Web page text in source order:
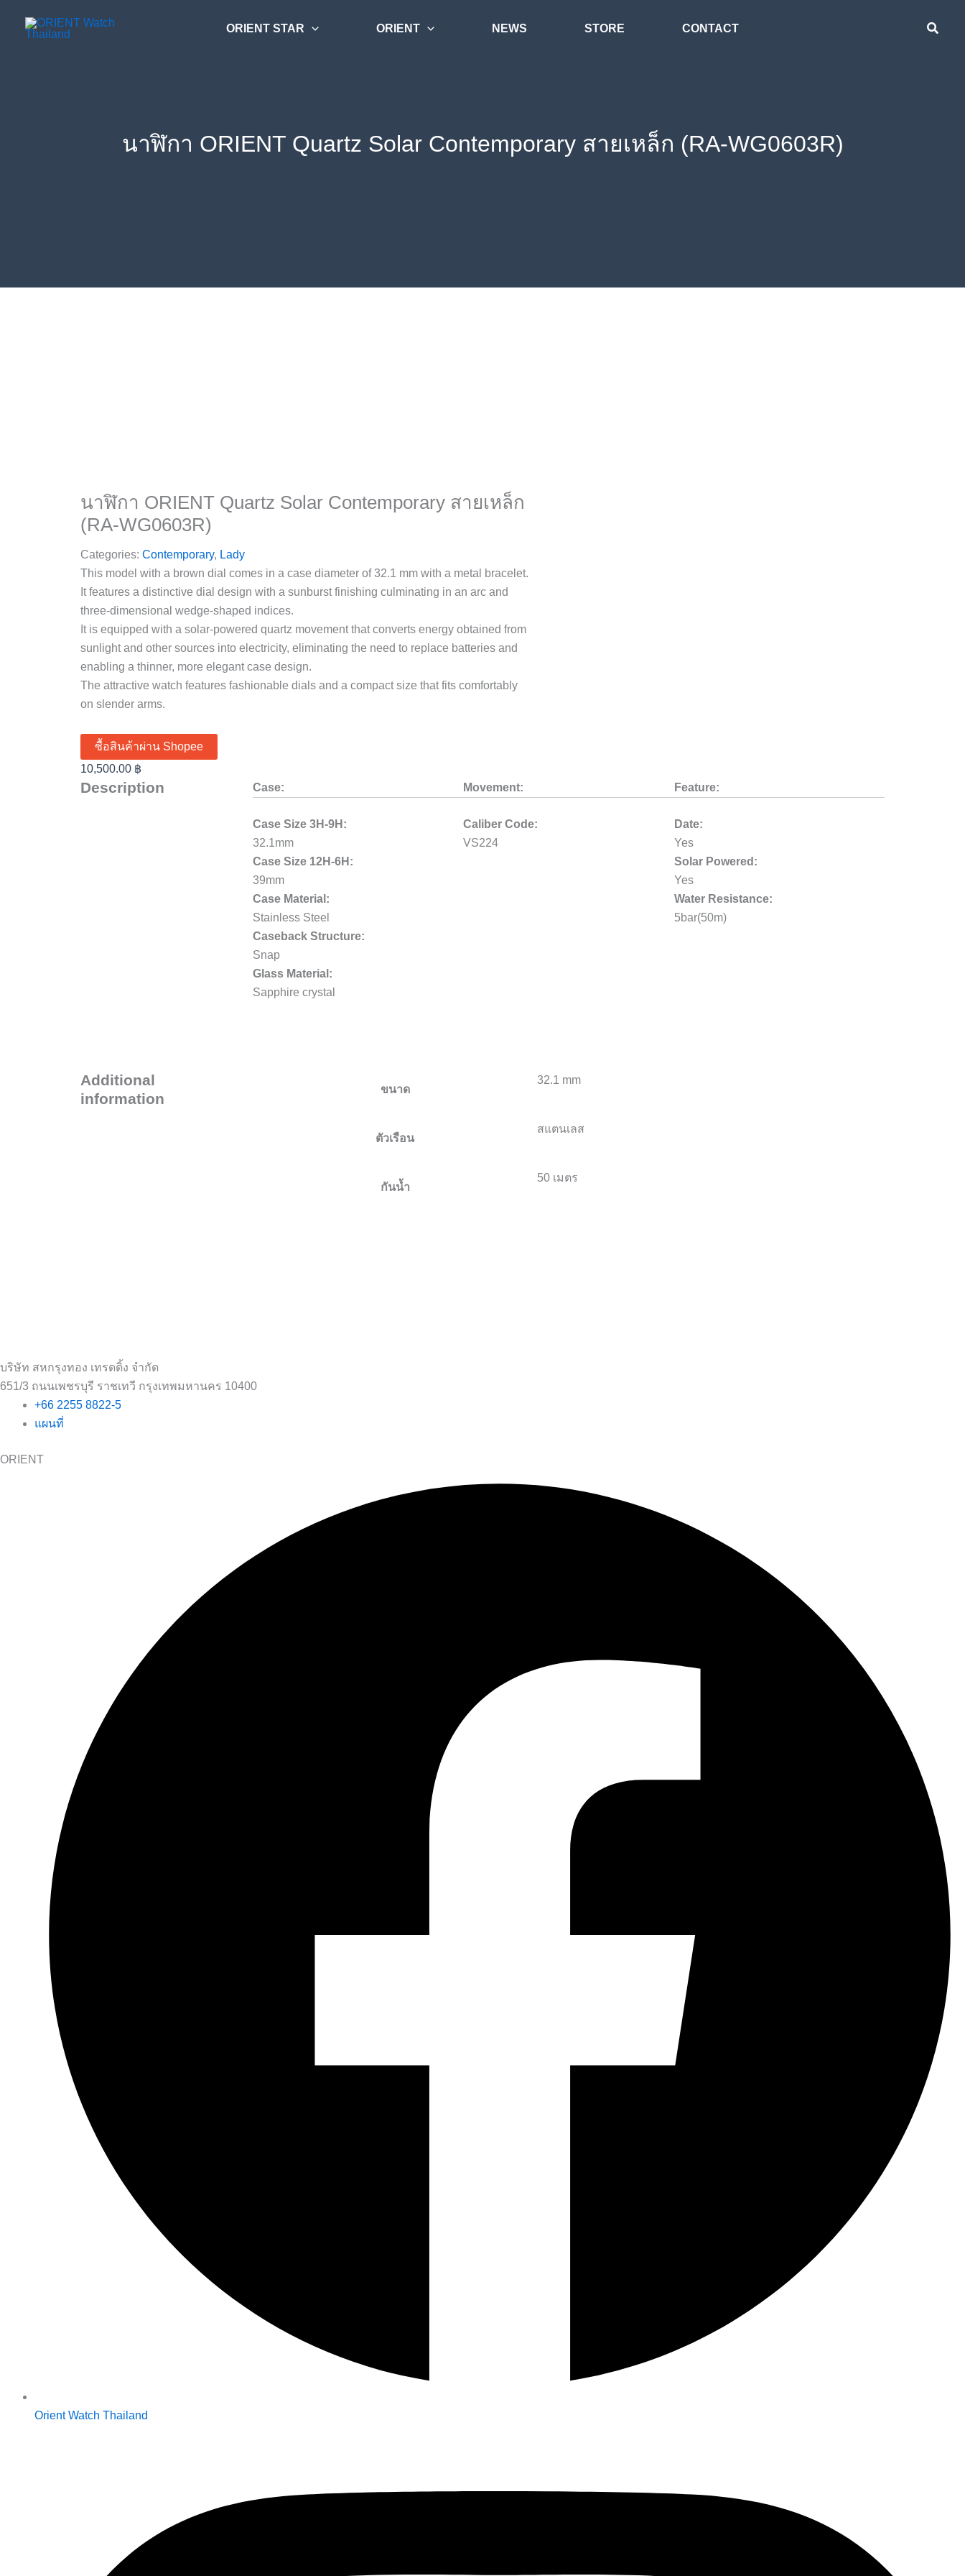
ORIENT STAR ORIENT NEWS STORE CONTACT
นาฬิกา ORIENT Quartz Solar Contemporary สายเหล็ก (RA-WG0603R)
นาฬิกา ORIENT Quartz Solar Contemporary สายเหล็ก
(RA-WG0603R)
Categories: Contemporary, Lady
This model with a brown dial comes in a case diameter of 32.1 mm with a metal bracelet.
It features a distinctive dial design with a sunburst finishing culminating in an arc and
three-dimensional wedge-shaped indices.
It is equipped with a solar-powered quartz movement that converts energy obtained from
sunlight and other sources into electricity, eliminating the need to replace batteries and
enabling a thinner, more elegant case design.
The attractive watch features fashionable dials and a compact size that fits comfortably
on slender arms.
ซื้อสินค้าผ่าน Shopee
10,500.00 ฿
Description Case:
Case Size 3H-9H:
32.1mm
Case Size 12H-6H:
39mm
Case Material:
Stainless Steel
Caseback Structure:
Snap
Glass Material:
Sapphire crystal
Movement:
Caliber Code:
VS224
Feature:
Date:
Yes
Solar Powered:
Yes
Water Resistance:
5bar(50m)
Additional
information
ขนาด
32.1 mm
ตัวเรือน
สแตนเลส
กันน้ำ
50 เมตร
บริษัท สหกรุงทอง เทรดดิ้ง จำกัด
651/3 ถนนเพชรบุรี ราชเทวี กรุงเทพมหานคร 10400
+66 2255 8822-5
แผนที่
ORIENT
Orient Watch Thailand